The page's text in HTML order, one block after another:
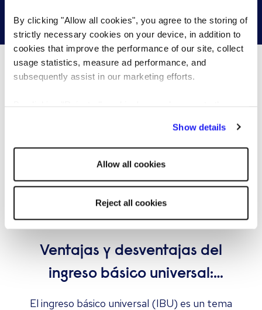
By clicking "Allow all cookies", you agree to the storing of
strictly necessary cookies on your device, in addition to
cookies that improve the performance of our site, collect
usage statistics, measure ad performance, and
subsequently assist in our marketing efforts.
Show details
Allow all cookies
Reject all cookies
¿Qué está pasando...?
Ventajas y desventajas del
ingreso básico universal:
¿solución al desempleo o
El ingreso básico universal (IBU) es un tema